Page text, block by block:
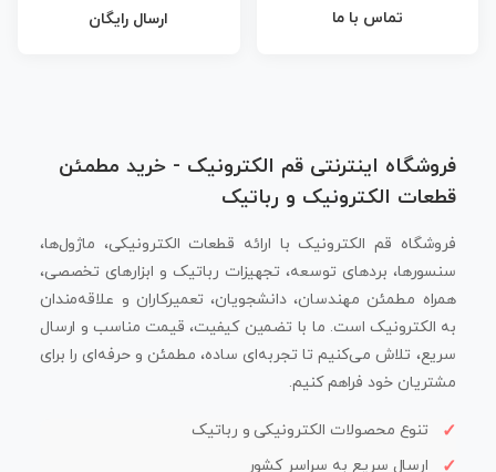
تماس با ما ارسال رایگان
فروشگاه اینترنتی قم الکترونیک - خرید مطمئن
قطعات الکترونیک و رباتیک
فروشگاه قم الکترونیک با ارائه قطعات الکترونیکی، ماژول‌ها،
سنسورها، بردهای توسعه، تجهیزات رباتیک و ابزارهای تخصصی،
همراه مطمئن مهندسان، دانشجویان، تعمیرکاران و علاقه‌مندان
به الکترونیک است. ما با تضمین کیفیت، قیمت مناسب و ارسال
سریع، تلاش می‌کنیم تا تجربه‌ای ساده، مطمئن و حرفه‌ای را برای
مشتریان خود فراهم کنیم.
تنوع محصولات الکترونیکی و رباتیک
ارسال سریع به سراسر کشور